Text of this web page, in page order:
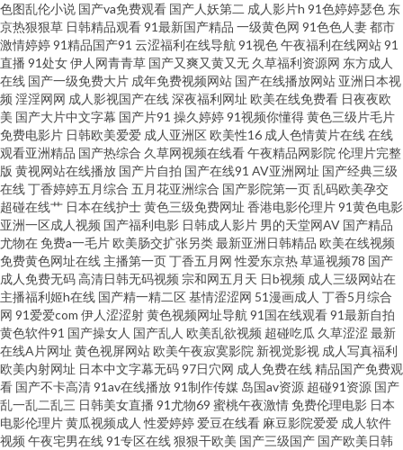
片电影院 亚洲伦理自拍 91中文永久 超碰人人 国产视频第20页 久久草香蕉 欧
美黄色桃色 日韩AV激情 亚洲成人无码肏逼 91视频按摩 AV天堂伦理电影 国产
av最新入口 精品粉嫩久久懂色 欧美伊人大香蕉 色先锋影音AV 先锋影音熟女
91你懂的在线 超碰地址在线 国产91视频在线 黄色91app 欧美亚综合另类 天
天干天天操B 自拍优物193 97色伦影院 超碰人人草人人干 国产三级片视频 九
九色播 欧美福利性交a 日本3级片人妻 在线看超碰 黄色在线导航 自慰网站免
费 超碰欧美超模人人 海角福利导航 免费mv观看入口 日韩AV资源网 午夜传媒
福利 91成人在线网址 成人国产黄在线看 精品国产vT 欧美偷偷撸 偷拍偷窥婷
婷视频 91传媒网页播放 99热这里有精力 大香蕉午夜福利 九九热自拍 日韩AV
无码网站 亚洲视频一区91 91亚洲色图 国产TS一区 九一免费在线观看 欧美性
色图乱伦小说 国产va免费观看 国产人妖第二 成人影片h 91色婷婷瑟色 东
京热狠狠草 日韩精品观看91最新国产精品 一级黄色网 91色色人妻都市
激情婷婷91精品国产91 云涩福利在线导航91视色午夜福利在线网站91
直播 91处女伊人网青青草 国产又爽又黄又无 久草福利资源网 东方成人
在线 国产一级免费大片 成年免费视频网站 国产在线播放网站 亚洲日本视
频 淫淫网网 成人影视国产在线深夜福利网址 欧美在线免费看 日夜夜欧
美 国产大片中文字幕 国产片91 操久婷婷91视频你懂得黄色三级片毛片
免费电影片 日韩欧美爱爱 成人亚洲区 欧美性16 成人色情黄片在线在线
观看亚洲精品 国产热综合 久草网视频在线看午夜精品网影院伦理片完整
版 黄视网站在线播放 国产片自拍 国产在线91 AV亚洲网址 国产经典三级
在线丁香婷婷五月综合 五月花亚洲综合 国产影院第一页乱码欧美孕交
超碰在线艹 日本在线护士黄色三级免费网址 香港电影伦理片91黄色电影
亚洲一区成人视频 国产福利电影 日韩成人影片 男的天堂网AV 国产精品
尤物在免费a一毛片 欧美肠交扩张另类最新亚洲日韩精品 欧美在线视频
免费黄色网址在线 主播第一页丁香五月网 性爱东京热草逼视频78 国产
成人免费无码高清日韩无码视频 宗和网五月天 日b视频 成人三级网站在
主播福利姬h在线 国产精一精二区基情涩涩网 51漫画成人 丁香5月综合
网 91爱爱com 伊人涩涩射黄色视频网址导航91国在线观看91最新自拍
黄色软件91 国产操女人 国产乱人 欧美乱欲视频 超碰吃瓜 久草涩涩 最新
在线A片网址 黄色视屏网站 欧美午夜寂寞影院 新视觉影视 成人写真福利
欧美内射网址 日本中文字幕无码97日穴网 成人免费在线精品国产免费观
看 国产不卡高清91av在线播放91制作传媒 岛国av资源 超碰91资源 国产
乱一乱二乱三 日韩美女直播 91尤物69 蜜桃午夜激情免费伦理电影 日本
电影伦理片黄瓜视频成人 性爱婷婷爱豆在线看 麻豆影院爱爱 成人软件
视频 午夜宅男在线91专区在线狠狠干欧美 国产三级国产 国产欧美日韩